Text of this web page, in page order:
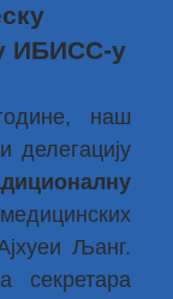
ИБИСС-у
наш
делегацију
Љанг.
секретара